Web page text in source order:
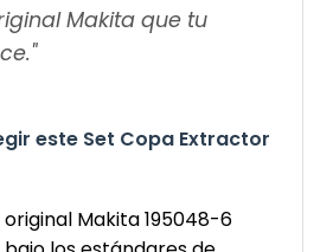
Makita que tu
este Set Copa Extractor
Makita 195048-6